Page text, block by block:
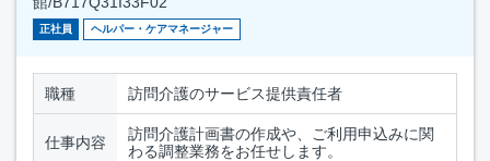
正社員 ヘルパー・ケアマネージャー
職種 訪問介護のサービス提供責任者
仕事内容
訪問介護計画書の作成や、ご利用申込みに関
わる調整業務をお任せします。